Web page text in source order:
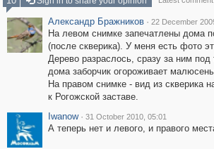
Александр Бражников · 22 December
На левом снимке запечатлены дома
(после скверика). У меня есть фото
Дерево разраслось, сразу за ним
дома заборчик огороживает
На правом снимке - вид из скверика
к Рогожской заставе.
Iwanow · 31 October 2010, 05:01
А теперь нет и левого, и правого